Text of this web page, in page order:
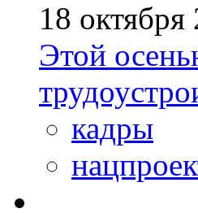
18 октября
Этой
кадры